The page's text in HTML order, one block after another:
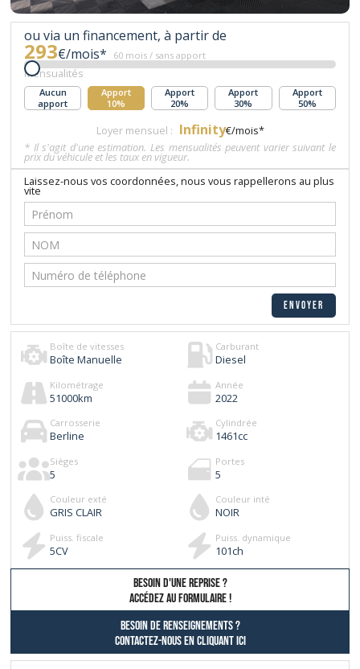
ou via un financement, à partir de
293€/mois* 60 mois / sans apport
Mensualités
Aucun
apport
Apport
10%
Apport
20%
Apport
30%
Apport
50%
Loyer mensuel : Infinity€/mois*
* Il s'agit d'une estimation. Les mensualités peuvent varier suivant le
prix du véhicule et les taux en vigueur.
Laissez-nous vos coordonnées, nous vous rappellerons au plus
vite
Boîte de vitesses
Boîte Manuelle
Carburant
Diesel
Kilométrage
51000km
Année
2022
Carrosserie
Berline
Cylindrée
1461cc
Sièges
5
Portes
5
Couleur exté
GRIS CLAIR
Couleur inté
NOIR
Puiss. fiscale
5CV
Puiss. dynamique
101ch
besoin d'une reprise ?
AccÉdez au formulaire !
Besoin de renseignements ?
contactez-nous en cliquant ici